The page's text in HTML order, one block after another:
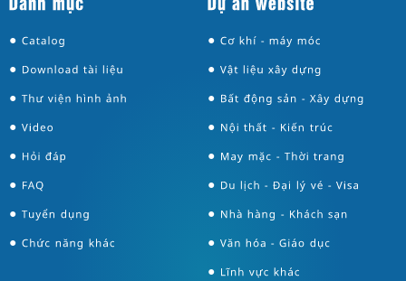
●
●
●
●
●
●
●
●
●
●
●
●
●
●
●
●
●